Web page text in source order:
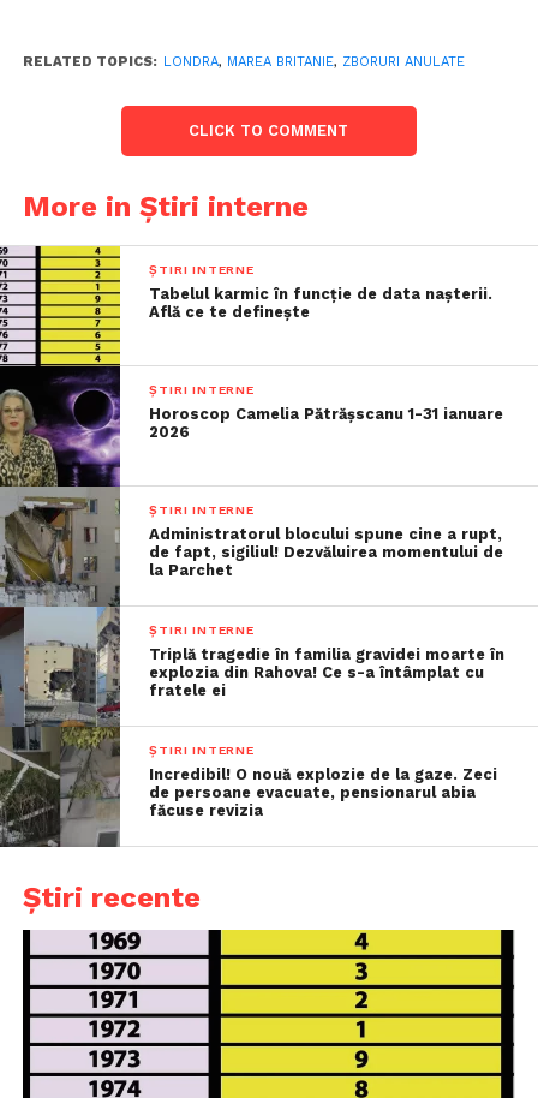
RELATED TOPICS: LONDRA, MAREA BRITANIE, ZBORURI ANULATE
CLICK TO COMMENT
More in Știri interne
ȘTIRI INTERNE
Tabelul karmic în funcție de data nașterii.
Află ce te definește
ȘTIRI INTERNE
Horoscop Camelia Pătrășscanu 1-31 ianuare
2026
ȘTIRI INTERNE
Administratorul blocului spune cine a rupt,
de fapt, sigiliul! Dezvăluirea momentului de
la Parchet
ȘTIRI INTERNE
Triplă tragedie în familia gravidei moarte în
explozia din Rahova! Ce s-a întâmplat cu
fratele ei
ȘTIRI INTERNE
Incredibil! O nouă explozie de la gaze. Zeci
de persoane evacuate, pensionarul abia
făcuse revizia
Știri recente